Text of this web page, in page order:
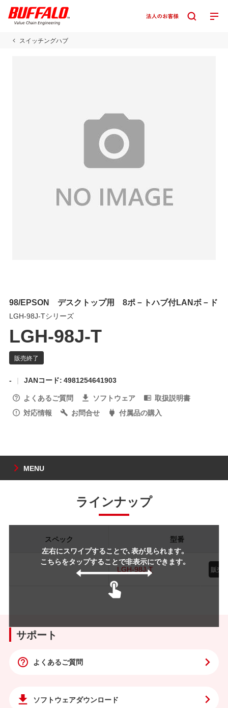
スイッチングハブ
98/EPSON デスクトップ用 8ポ－トハブ付LANボ－ド
LGH-98J-Tシリーズ
LGH-98J-T
-
JANコード: 4981254641903
よくあるご質問
ソフトウェア
取扱説明書
対応情報
お問合せ 付属品の購入
MENU
ラインナップ
左右にスワイプすることで、表が見られます。
こちらをタップすることで非表示にできます。
スペック 型番
LGH-98J-T
サポート
よくあるご質問
ソフトウェアダウンロード